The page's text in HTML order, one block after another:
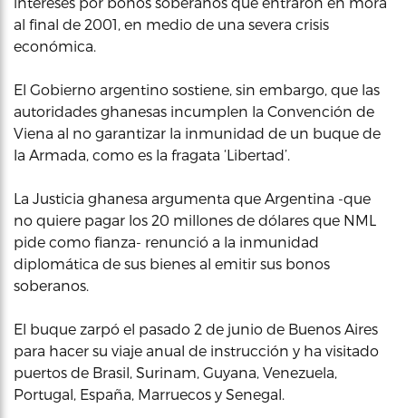
al final de 2001, en medio de una severa crisis
económica.
El Gobierno argentino sostiene, sin embargo, que las
autoridades ghanesas incumplen la Convención de
Viena al no garantizar la inmunidad de un buque de
la Armada, como es la fragata ‘Libertad’.
La Justicia ghanesa argumenta que Argentina -que
no quiere pagar los 20 millones de dólares que NML
pide como fianza- renunció a la inmunidad
diplomática de sus bienes al emitir sus bonos
soberanos.
El buque zarpó el pasado 2 de junio de Buenos Aires
para hacer su viaje anual de instrucción y ha visitado
puertos de Brasil, Surinam, Guyana, Venezuela,
Portugal, España, Marruecos y Senegal.